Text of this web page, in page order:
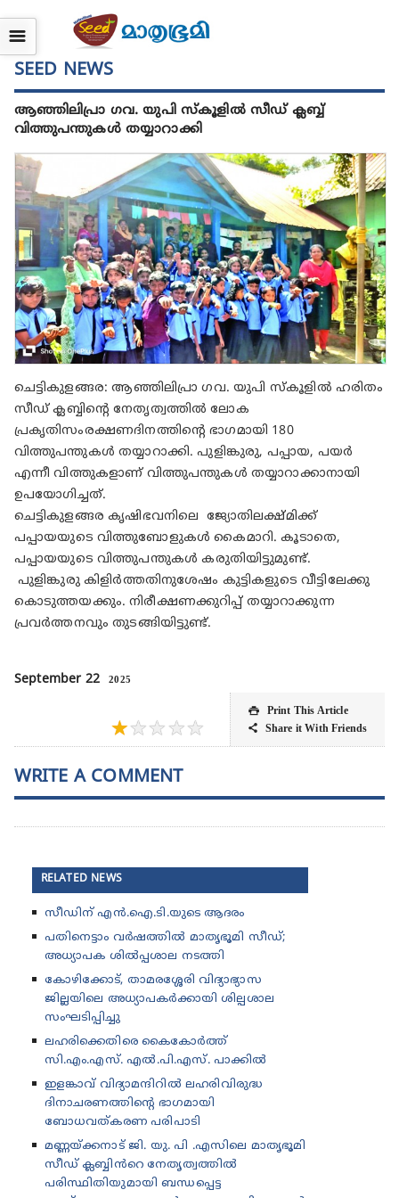
☰
SEED NEWS
ആഞ്ഞിലിപ്രാ ഗവ. യുപി സ്കൂളിൽ സീഡ് ക്ലബ്ബ്‌
വിത്തുപന്തുകൾ തയ്യാറാക്കി
ചെട്ടികുളങ്ങര: ആഞ്ഞിലിപ്രാ ഗവ. യുപി സ്കൂളിൽ ഹരിതം
സീഡ് ക്ലബ്ബിന്റെ നേതൃത്വത്തിൽ ലോക
പ്രകൃതിസംരക്ഷണദിനത്തിന്റെ ഭാഗമായി 180
വിത്തുപന്തുകൾ തയ്യാറാക്കി. പുളിങ്കുരു, പപ്പായ, പയർ
എന്നീ വിത്തുകളാണ് വിത്തുപന്തുകൾ തയ്യാറാക്കാനായി
ഉപയോഗിച്ചത്.
ചെട്ടികുളങ്ങര കൃഷിഭവനിലെ ജ്യോതിലക്ഷ്മിക്ക്
പപ്പായയുടെ വിത്തുബോളുകൾ കൈമാറി. കൂടാതെ,
പപ്പായയുടെ വിത്തുപന്തുകൾ കരുതിയിട്ടുമുണ്ട്.
പുളിങ്കുരു കിളിർത്തതിനുശേഷം കുട്ടികളുടെ വീട്ടിലേക്കു
കൊടുത്തയക്കും. നിരീക്ഷണക്കുറിപ്പ് തയ്യാറാക്കുന്ന
പ്രവർത്തനവും തുടങ്ങിയിട്ടുണ്ട്.
September 22 2025
 Print This Article
 Share it With Friends
★★★ ★★
WRITE A COMMENT
RELATED NEWS
സീഡിന് എൻ.ഐ.ടി.യുടെ ആദരം
പതിനെട്ടാം വർഷത്തിൽ മാതൃഭൂമി സീഡ്;
അധ്യാപക ശിൽപ്പശാല നടത്തി
കോഴിക്കോട്, താമരശ്ശേരി വിദ്യാഭ്യാസ
ജില്ലയിലെ അധ്യാപകർക്കായി ശില്പശാല
സംഘടിപ്പിച്ചു
ലഹരിക്കെതിരെ കൈകോർത്ത്
സി.എം.എസ്. എൽ.പി.എസ്. പാക്കിൽ
ഇളങ്കാവ് വിദ്യാമന്ദിറിൽ ലഹരിവിരുദ്ധ
ദിനാചരണത്തിന്റെ ഭാഗമായി
ബോധവത്കരണ പരിപാടി
മണ്ണയ്ക്കനാട് ജി. യു. പി .എസിലെ മാതൃഭൂമി
സീഡ് ക്ലബ്ബിൻറെ നേതൃത്വത്തിൽ
പരിസ്ഥിതിയുമായി ബന്ധപ്പെട്ട